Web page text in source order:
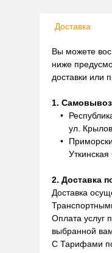
Доставка
Вы можете
ниже
доставки или
1.
ул.
Уткинская
2. Доставка
Доставка
Оплата услуг
выбранной
С Тарифами